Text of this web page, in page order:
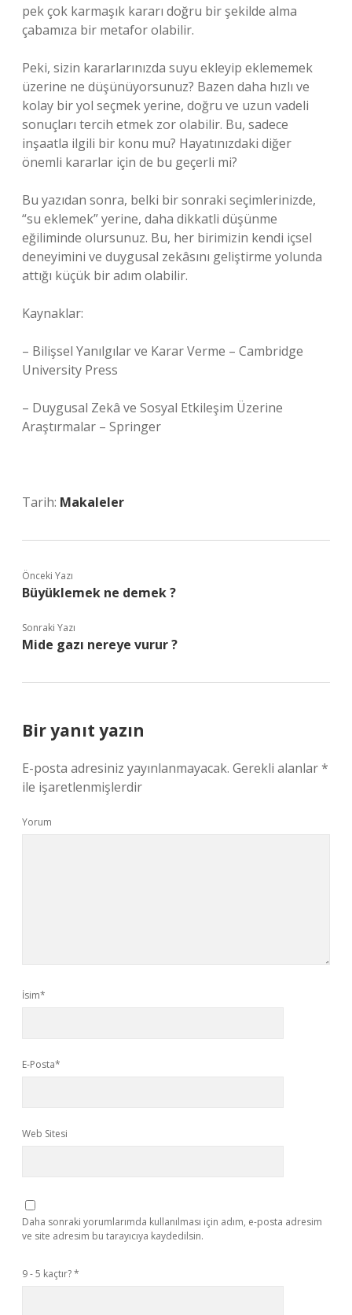
pek çok karmaşık kararı doğru bir şekilde alma
çabamıza bir metafor olabilir.
Peki, sizin kararlarınızda suyu ekleyip eklememek
üzerine ne düşünüyorsunuz? Bazen daha hızlı ve
kolay bir yol seçmek yerine, doğru ve uzun vadeli
sonuçları tercih etmek zor olabilir. Bu, sadece
inşaatla ilgili bir konu mu? Hayatınızdaki diğer
önemli kararlar için de bu geçerli mi?
Bu yazıdan sonra, belki bir sonraki seçimlerinizde,
“su eklemek” yerine, daha dikkatli düşünme
eğiliminde olursunuz. Bu, her birimizin kendi içsel
deneyimini ve duygusal zekâsını geliştirme yolunda
attığı küçük bir adım olabilir.
Kaynaklar:
– Bilişsel Yanılgılar ve Karar Verme – Cambridge
University Press
– Duygusal Zekâ ve Sosyal Etkileşim Üzerine
Araştırmalar – Springer
Tarih: Makaleler
Önceki Yazı
Büyüklemek ne demek ?
Sonraki Yazı
Mide gazı nereye vurur ?
Bir yanıt yazın
E-posta adresiniz yayınlanmayacak. Gerekli alanlar*
ile işaretlenmişlerdir
Yorum
İsim*
E-Posta*
Web Sitesi
Daha sonraki yorumlarımda kullanılması için adım, e-posta adresim
ve site adresim bu tarayıcıya kaydedilsin.
9 - 5 kaçtır?*